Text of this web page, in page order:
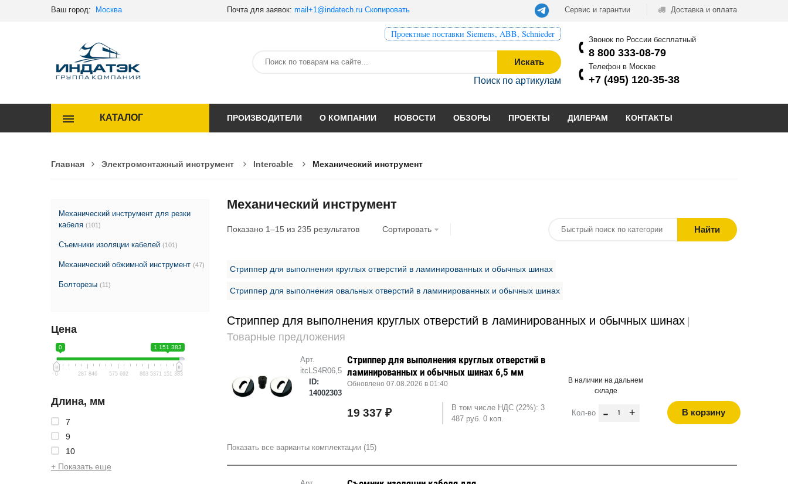
Ваш город: Москва Почта для заявок: mail+1@indatech.ru Скопировать Сервис и гарантии Доставка и оплата
Проектные поставки Siemens, ABB, Schnieder
Искать
Поиск по артикулам
Звонок по России бесплатный
8 800 333-08-79
Телефон в Москве
+7 (495) 120-35-38
КАТАЛОГ ПРОИЗВОДИТЕЛИ О КОМПАНИИ НОВОСТИ ОБЗОРЫ ПРОЕКТЫ ДИЛЕРАМ КОНТАКТЫ
Главная Электромонтажный инструмент Intercable Механический инструмент
Механический инструмент для резки
кабеля (101)
Съемники изоляции кабелей (101)
Механический обжимной инструмент (47)
Болторезы (11)
Цена
0 1 151 383
0 287 846 575 692 863 5371 151 383
Длина, мм
7
9
10
+ Показать еще
Механический инструмент
Показано 1–15 из 235 результатов Сортировать Найти
Стриппер для выполнения круглых отверстий в ламинированных и обычных шинах
Стриппер для выполнения овальных отверстий в ламинированных и обычных шинах
Стриппер для выполнения круглых отверстий в ламинированных и обычных шинах |
Товарные предложения
Арт.
itcLS4R06,5N
ID:
14002303
Стриппер для выполнения круглых отверстий в
ламинированных и обычных шинах 6,5 мм
Обновлено 07.08.2026 в 01:40
19 337 ₽
В том числе НДС (22%): 3
487 руб. 0 коп.
В наличии на дальнем
складе
Кол-во - + В корзину
Показать все варианты комплектации (15)